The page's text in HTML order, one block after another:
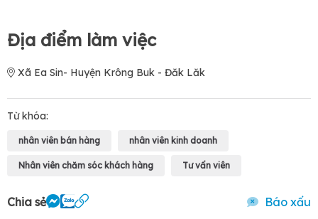
Địa điểm làm việc
Xã Ea Sin- Huyện Krông Buk - Đăk Lăk
Từ khóa:
nhân viên bán hàng nhân viên kinh doanh
Nhân viên chăm sóc khách hàng Tư vấn viên
Chia sẻ Báo xấu